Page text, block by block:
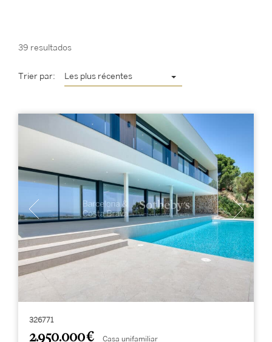
39 resultados
Trier par: Les plus récentes
326771
2.950.000 € Casa unifamiliar